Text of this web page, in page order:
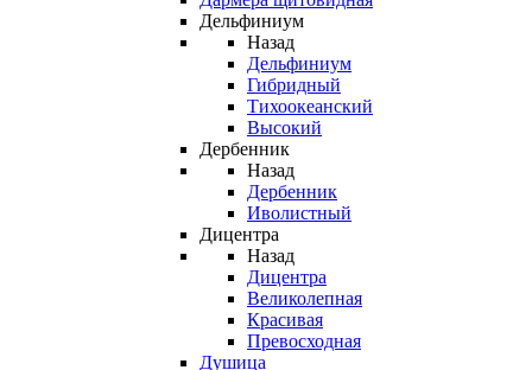
Дельфиниум
Назад
Дельфиниум
Гибридный
Тихоокеанский
Высокий
Дербенник
Назад
Дербенник
Иволистный
Дицентра
Назад
Дицентра
Великолепная
Красивая
Превосходная
Душица